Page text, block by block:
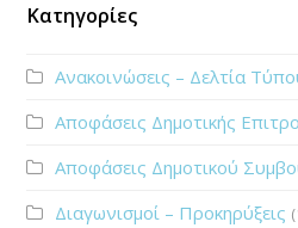
Κατηγορίες
Ανακοινώσεις – Δελτία
Αποφάσεις Δημοτικής
Αποφάσεις Δημοτικού
Διαγωνισμοί – Προκηρύξεις